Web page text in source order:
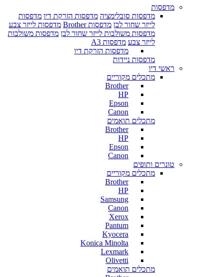
מדפסות
מדפסות סובלימציה מדפסות הזרקת דיו מדפסות
לייזר שחור לבן מדפסות Brother
מדפסות לייזר צבע
מדפסות משולבות לייזר שחור לבן מדפסות משולבות
לייזר צבע מדפסות A3
מדפסות הזרקת דיו
מדפסות ניידות
ראשי דיו
מתכלים מקוריים
Brother
HP
Epson
Canon
מתכלים תואמים
Brother
HP
Epson
Canon
טונרים ותופים
מתכלים מקוריים
Brother
HP
Samsung
Canon
Xerox
Pantum
Kyocera
Konica Minolta
Lexmark
Olivetti
מתכלים תואמים